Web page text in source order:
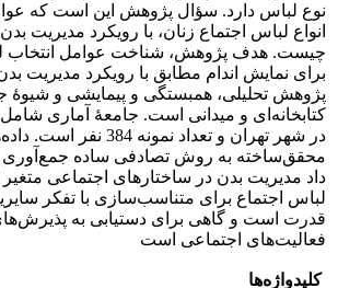
نوع لباس دارد. سؤال پژوهش این است که
انواع لباس اجتماع زنان، با رویکرد مدیریت
چیست. هدف پژوهش، شناخت عوامل انتخاب
برای نمایش اندام مطابق با رویکرد مدیریت
پژوهش تحلیلی، همبستگی و پیمایشی و شیوۀ
در شهر تهران و تعداد نمونه
محقق‌ساخته به روش تصادفی ساده جمع‌آوری
داد مدیریت بدن در ساختارهای اجتماعی
لباس اجتماع برای متناسب‌سازی با تفکر
قدرت است و گاهی برای دستیابی به
فعالیت‌های اجتماعی است
کلیدواژه‌ها